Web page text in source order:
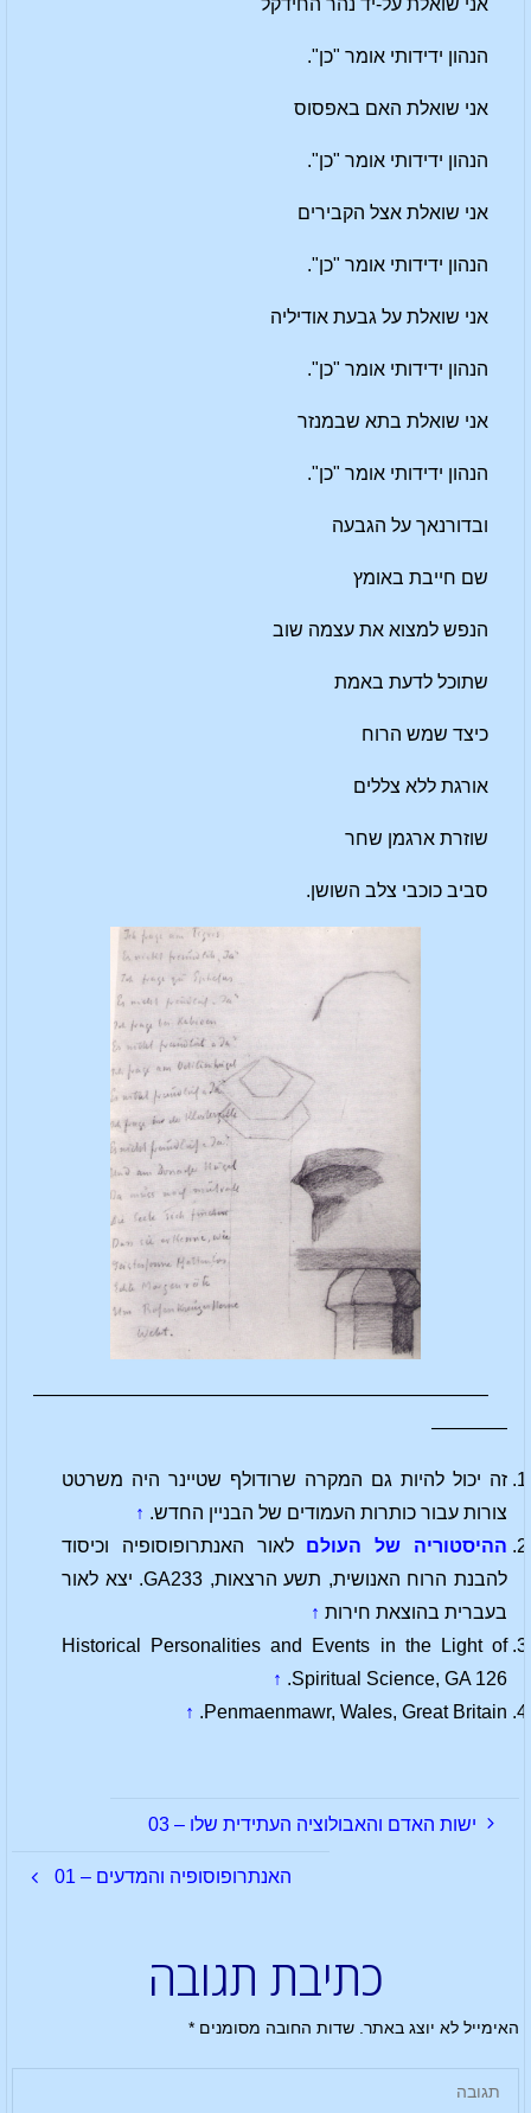
הנהון ידידותי אומר "כן".
אני שואלת האם באפסוס
הנהון ידידותי אומר "כן".
אני שואלת אצל הקבירים
הנהון ידידותי אומר "כן".
אני שואלת על גבעת אודיליה
הנהון ידידותי אומר "כן".
אני שואלת בתא שבמנזר
הנהון ידידותי אומר "כן".
ובדורנאך על הגבעה
שם חייבת באומץ
הנפש למצוא את עצמה שוב
שתוכל לדעת באמת
כיצד שמש הרוח
אורגת ללא צללים
שוזרת ארגמן שחר
סביב כוכבי צלב השושן.
————————————————————————
————
זה יכול להיות גם המקרה שרודולף שטיינר היה משרטט
צורות עבור כותרות העמודים של הבניין החדש. ↑
ההיסטוריה של העולם לאור האנתרופוסופיה וכיסוד
להבנת הרוח האנושית, תשע הרצאות, GA233. יצא לאור
בעברית בהוצאת חירות ↑
Historical Personalities and Events in the Light of
Spiritual Science, GA 126.
↑
Penmaenmawr, Wales, Great Britain.
↑
ישות האדם והאבולוציה העתידית שלו – 03
האנתרופוסופיה והמדעים – 01
כתיבת תגובה
האימייל לא יוצג באתר. שדות החובה מסומנים*